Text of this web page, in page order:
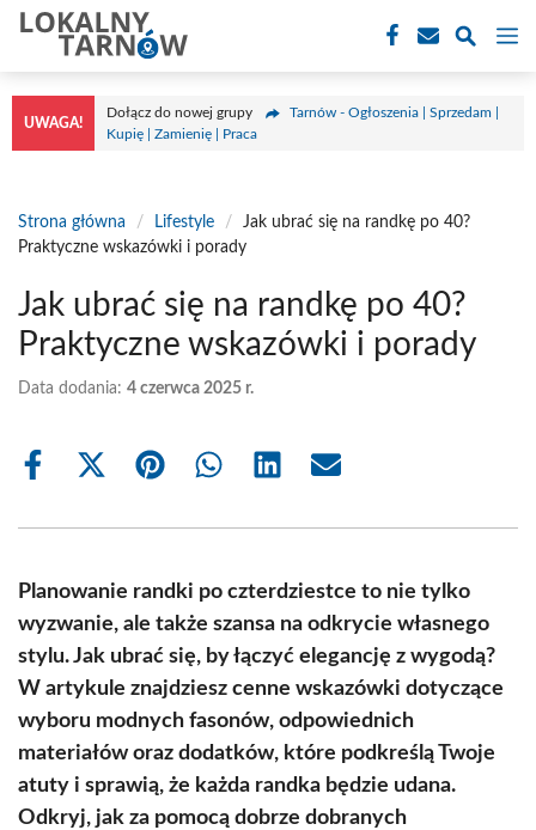
Przejdź
treści
UWAGA!
Dołącz do nowej grupy
Tarnów - Ogłoszenia | Sprzedam |
Kupię | Zamienię | Praca
Strona główna / Lifestyle /
Jak ubrać się na randkę po 40?
Praktyczne wskazówki i porady
Jak ubrać się na randkę po 40?
Praktyczne wskazówki i porady
Data dodania: 4 czerwca 2025 r.
Share
Share
(Twitter)
Share Share Share Share
Planowanie randki po czterdziestce to nie tylko
wyzwanie, ale także szansa na odkrycie własnego
stylu. Jak ubrać się, by łączyć elegancję z wygodą?
W artykule znajdziesz cenne wskazówki dotyczące
wyboru modnych fasonów, odpowiednich
materiałów oraz dodatków, które podkreślą Twoje
atuty i sprawią, że każda randka będzie udana.
Odkryj, jak za pomocą dobrze dobranych